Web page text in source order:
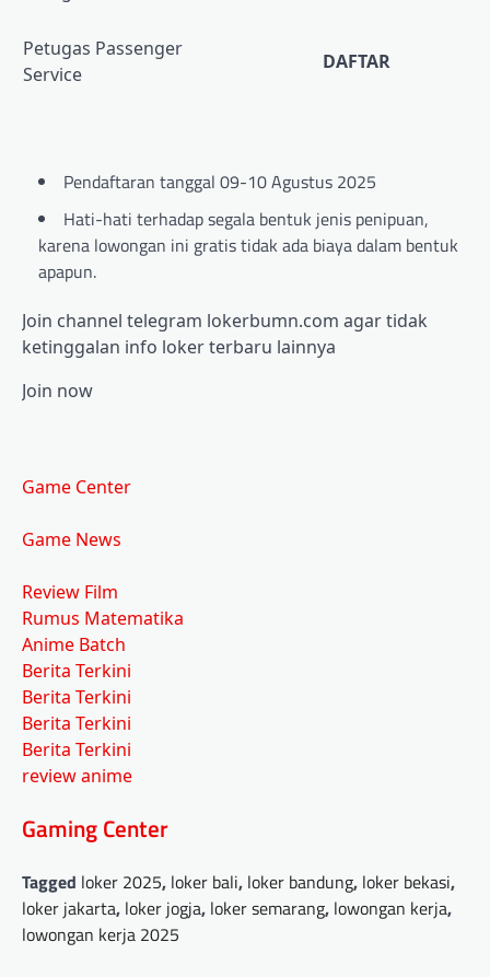
Petugas Passenger
Service
DAFTAR
Pendaftaran tanggal 09-10 Agustus 2025
Hati-hati terhadap segala bentuk jenis penipuan,
karena lowongan ini gratis tidak ada biaya dalam bentuk
apapun.
Join channel telegram lokerbumn.com agar tidak
ketinggalan info loker terbaru lainnya
Join now
Game Center
Game News
Review Film
Rumus Matematika
Anime Batch
Berita Terkini
Berita Terkini
Berita Terkini
Berita Terkini
review anime
Gaming Center
Tagged loker 2025, loker bali, loker bandung, loker bekasi,
loker jakarta, loker jogja, loker semarang, lowongan kerja,
lowongan kerja 2025